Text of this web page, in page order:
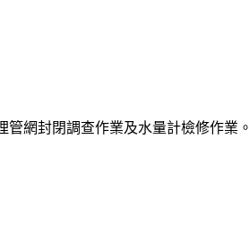
網封閉調查作業及水量計檢修作業。